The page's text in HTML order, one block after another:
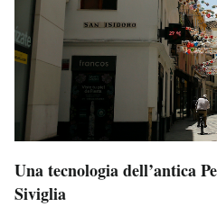
Una tecnologia dell’antica
Siviglia